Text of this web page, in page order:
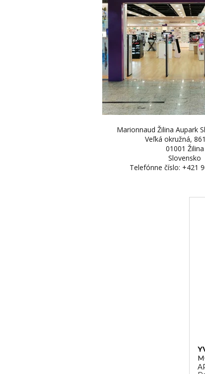
Marionnaud Žilina Aupark
Veľká okružná,
01001 Žilina
Slovensko
Telefónne číslo: +421